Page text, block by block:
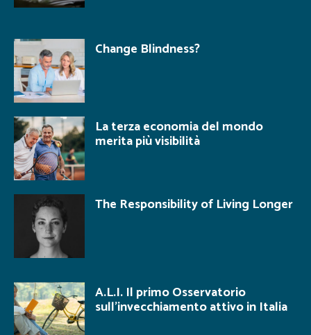
Change Blindness?
La terza economia del mondo
merita più visibilità
The Responsibility of Living Longer
A.L.I. Il primo Osservatorio
sull’invecchiamento attivo in Italia